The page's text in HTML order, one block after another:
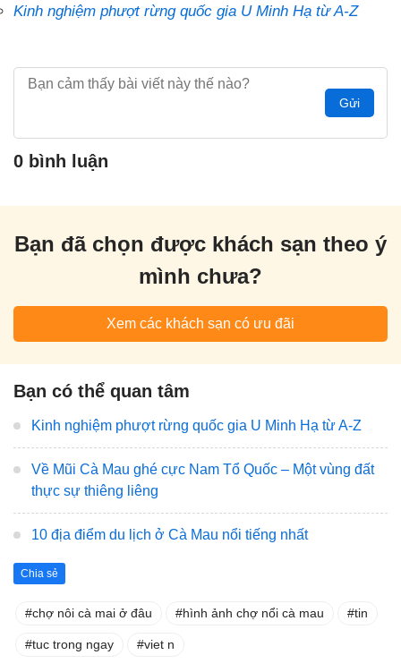
Kinh nghiệm phượt rừng quốc gia U Minh Hạ từ A-Z
Gửi
0 bình luận
Bạn đã chọn được khách sạn theo ý
mình chưa?
Xem các khách sạn có ưu đãi
Bạn có thể quan tâm
Kinh nghiệm phượt rừng quốc gia U Minh Hạ từ A-Z
Về Mũi Cà Mau ghé cực Nam Tổ Quốc – Một vùng đất
thực sự thiêng liêng
10 địa điểm du lịch ở Cà Mau nổi tiếng nhất
Chia sẻ
chợ nôi cà mai ở đâu hình ảnh chợ nổi cà mau tin
tuc trong ngay viet n